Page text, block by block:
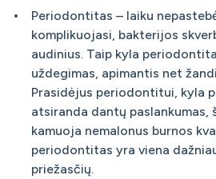
Periodontitas – laiku
komplikuojasi, bakterijos
audinius. Taip kyla
uždegimas, apimantis net
Prasidėjus periodontitui, kyla
atsiranda dantų paslankumas,
kamuoja nemalonus burnos
periodontitas yra viena
priežasčių.